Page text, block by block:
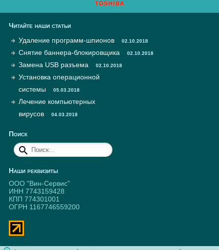
Читайте наши статьи
Удаление программ-шпионов
02.10.2018
Снятие баннера-блокировщика 02.10.2018
Замена USB разъема 02.10.2018
Установка операционной
системы
05.03.2018
Лечение компьютерных
вирусов
04.03.2018
Поиск
Наши реквизиты
ООО "Вин-Сервис"
ИНН 7743159428
КПП 774301001
ОГРН 1167746559200